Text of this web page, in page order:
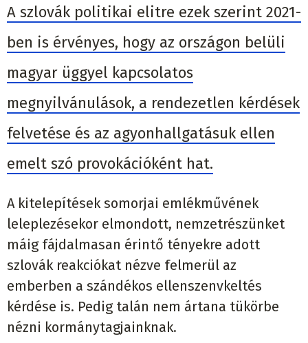
A szlovák politikai elitre ezek szerint 2021-
ben is érvényes, hogy az országon belüli
magyar üggyel kapcsolatos
megnyilvánulások, a rendezetlen kérdések
felvetése és az agyonhallgatásuk ellen
emelt szó provokációként hat.
A kitelepítések somorjai emlékművének
leleplezésekor elmondott, nemzetrészünket
máig fájdalmasan érintő tényekre adott
szlovák reakciókat nézve felmerül az
emberben a szándékos ellenszenvkeltés
kérdése is. Pedig talán nem ártana tükörbe
nézni kormánytagjainknak.